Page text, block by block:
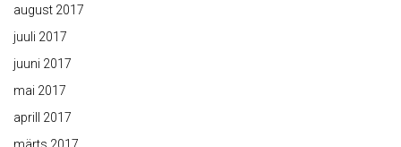
august 2017
juuli 2017
juuni 2017
mai 2017
aprill 2017